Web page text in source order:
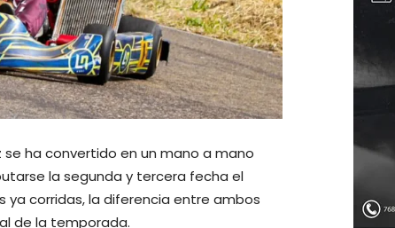
ha convertido en un mano a mano
la segunda y tercera fecha el
corridas, la diferencia entre ambos
de la temporada.